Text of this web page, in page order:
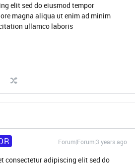
elit sed do eiusmod tempor
magna aliqua ut enim ad minim
ullamco laboris
Forum|Forum|3 years ago
consectetur adipiscing elit sed do